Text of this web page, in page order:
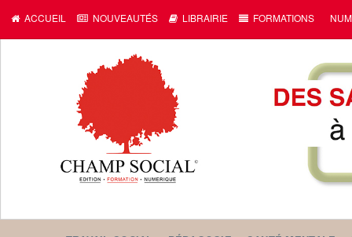
ACCUEIL NOUVEAUTÉS LIBRAIRIE FORMATIONS